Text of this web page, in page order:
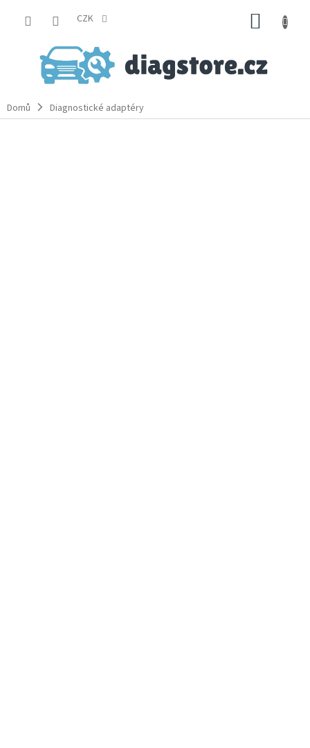
CZK
Domů Diagnostické adaptéry